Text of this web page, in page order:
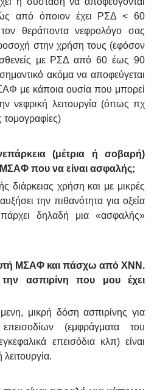
από όποιον έχει ΡΣΔ < 60
τον θεράποντα νεφρολόγο σας
στην χρήση τους (εφόσον
με ΡΣΔ από 60 έως 90
ακόμα να αποφεύγεται
με κάποια ουσία που μπορεί
νεφρική λειτουργία (όπως πχ
τομογραφίες)
(μέτρια ή σοβαρή)
που να είναι ασφαλής;
διάρκειας χρήση και με μικρές
την πιθανότητα για οξεία
δηλαδή μια «ασφαλής»
αυτή ΜΣΑΦ και πάσχω από ΧΝΝ.
ασπιρίνη που μου έχει
μικρή δόση ασπιρίνης για
(εμφράγματα του
επεισόδια κλπ) είναι